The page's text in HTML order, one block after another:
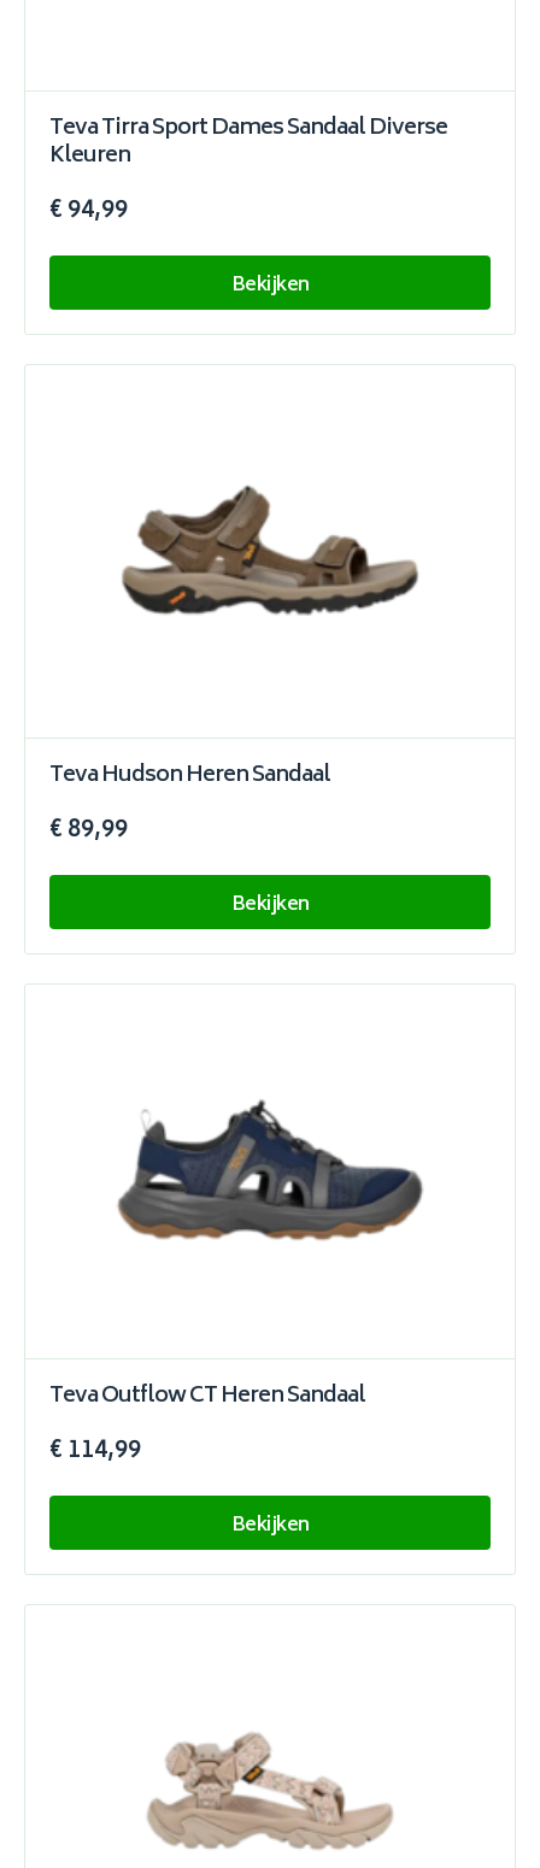
Teva Tirra Sport Dames Sandaal Diverse
Kleuren
€ 94,99
Bekijken
Teva Hudson Heren Sandaal
€ 89,99
Bekijken
Teva Outflow CT Heren Sandaal
€ 114,99
Bekijken